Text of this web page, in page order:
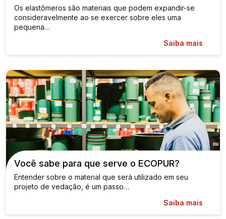
Os elastômeros são materiais que podem expandir-se
consideravelmente ao se exercer sobre eles uma
pequena…
Saiba mais
Você sabe para que serve o ECOPUR?
Entender sobre o material que será utilizado em seu
projeto de vedação, é um passo…
Saiba mais